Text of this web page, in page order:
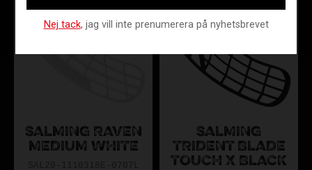
SALMING RAVEN
MEDIUM WHITE
SALMING
TRIDENT BLADE
TOUCH X BLACK
Nej tack, jag vill inte prenumerera på nyhetsbrevet